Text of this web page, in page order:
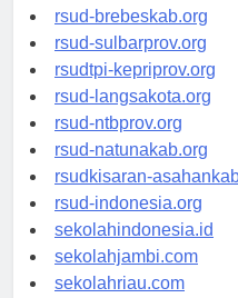
rsud-brebeskab.org
rsud-sulbarprov.org
rsudtpi-kepriprov.org
rsud-langsakota.org
rsud-ntbprov.org
rsud-natunakab.org
rsudkisaran-
rsud-indonesia.org
sekolahindonesia.id
sekolahjambi.com
sekolahriau.com